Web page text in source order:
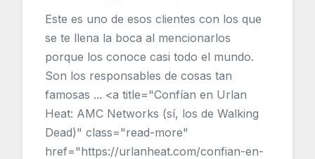
Este es uno de esos clientes con los que
se te llena la boca al mencionarlos
porque los conoce casi todo el mundo.
Son los responsables de cosas tan
famosas ... <a title="Confían en Urlan
Heat: AMC Networks (sí, los de Walking
Dead)" class="read-more"
href="https://urlanheat.com/confian-en-